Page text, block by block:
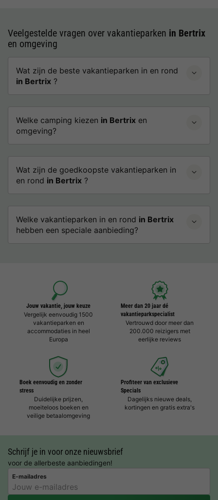
Veelgestelde vragen over vakantieparken in Bertrix
en omgeving
Wat zijn de beste vakantieparken in en rond
in Bertrix ?
Welke camping kiezen in Bertrix en
omgeving?
Wat zijn de goedkoopste vakantieparken in
en rond in Bertrix ?
Welke vakantieparken in en rond in Bertrix
hebben een speciale aanbieding?
Jouw vakantie, jouw keuze
Vergelijk eenvoudig 1500
vakantieparken en
accommodaties in heel
Europa
Meer dan 20 jaar dé
vakantieparkspecialist
Vertrouwd door meer dan
200.000 reizigers met
eerlijke reviews
Boek eenvoudig en zonder
stress
Duidelijke prijzen,
moeiteloos boeken en
veilige betaalomgeving
Profiteer van exclusieve
Specials
Dagelijks nieuwe deals,
kortingen en gratis extra's
Schrijf je in voor onze nieuwsbrief
voor de allerbeste aanbiedingen!
E-mailadres